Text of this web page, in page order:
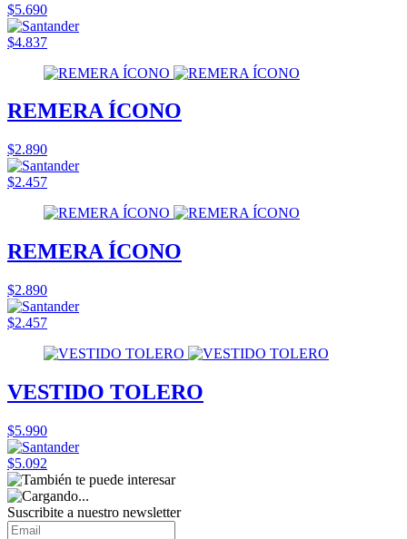
$5.690
$4.837
REMERA ÍCONO
$2.890
$2.457
REMERA ÍCONO
$2.890
$2.457
VESTIDO TOLERO
$5.990
$5.092
Suscribite a nuestro newsletter